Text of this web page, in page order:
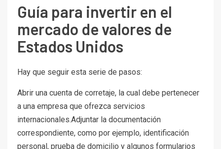
Guía para invertir en el
mercado de valores de
Estados Unidos
Hay que seguir esta serie de pasos:
Abrir una cuenta de corretaje, la cual debe pertenecer
a una empresa que ofrezca servicios
internacionales.Adjuntar la documentación
correspondiente, como por ejemplo, identificación
personal, prueba de domicilio y algunos formularios